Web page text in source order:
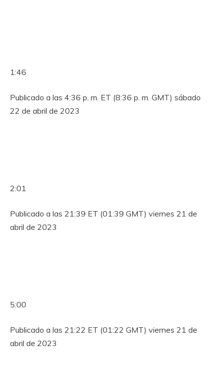
1:46
Publicado a las 4:36 p. m. ET (8:36 p. m. GMT) sábado
22 de abril de 2023
2:01
Publicado a las 21:39 ET (01:39 GMT) viernes 21 de
abril de 2023
5:00
Publicado a las 21:22 ET (01:22 GMT) viernes 21 de
abril de 2023